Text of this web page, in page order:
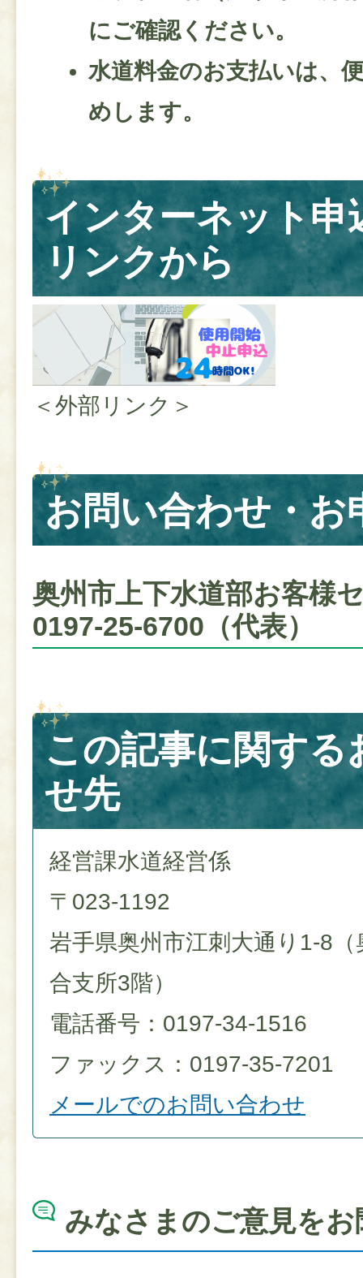
にご確認ください。
水道料金のお支払いは、
めします。
インターネット申
リンクから
＜外部リンク＞
お問い合わせ・お
奥州市上下水道部お客様
0197-25-6700（代表）
この記事に関する
せ先
経営課水道経営係
〒023-1192
岩手県奥州市江刺大通り1-8
合支所3階）
電話番号：0197-34-1516
ファックス：0197-35-7201
メールでのお問い合わせ
みなさまのご意見を